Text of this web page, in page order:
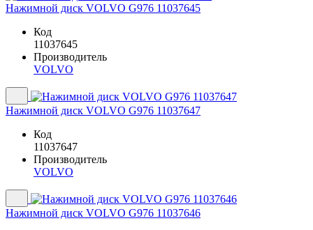
Нажимной диск VOLVO G976 11037645
Код
11037645
Производитель
VOLVO
Нажимной диск VOLVO G976 11037647
Код
11037647
Производитель
VOLVO
Нажимной диск VOLVO G976 11037646